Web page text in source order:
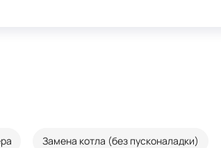
Замена котла (без пусконаладки)